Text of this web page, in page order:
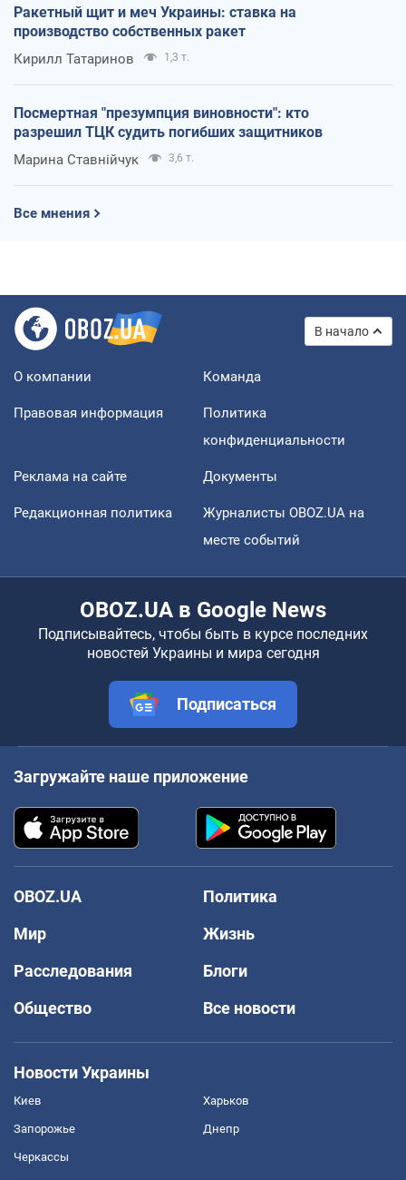
Ракетный щит и меч Украины: ставка на
производство собственных ракет
Кирилл Татаринов 1,3 т.
Посмертная "презумпция виновности": кто
разрешил ТЦК судить погибших защитников
Марина Ставнійчук 3,6 т.
Все мнения
В начало
О компании Команда
Правовая информация
Политика
конфиденциальности
Реклама на сайте Документы
Редакционная политика
Журналисты OBOZ.UA на
месте событий
OBOZ.UA в Google News
Подписывайтесь, чтобы быть в курсе последних
новостей Украины и мира сегодня
Подписаться
Загружайте наше приложение
OBOZ.UA
Политика
Мир
Жизнь
Расследования
Блоги
Общество
Все новости
Новости Украины
Киев Харьков
Запорожье Днепр
Черкассы